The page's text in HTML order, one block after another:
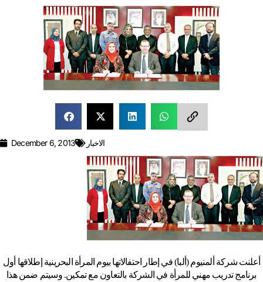
December 6, 2013 الاخبار
أعلنت شركة ألمنيوم (ألبا) في إطار احتفالاتها بيوم المرأة البحرينية إطلاقها أول
برنامج تدريب مهني للمرأة في الشركة بالتعاون مع تمكين. وسيتم ضمن هذا